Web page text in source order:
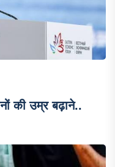
की उम्र बढ़ाने..